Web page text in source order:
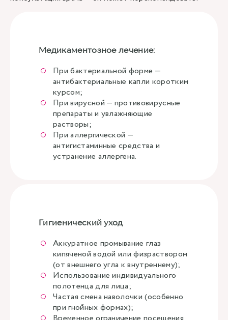
Медикаментозное лечение:
При бактериальной форме —
антибактериальные капли коротким
курсом;
При вирусной — противовирусные
препараты и увлажняющие
растворы;
При аллергической —
антигистаминные средства и
устранение аллергена.
Гигиенический уход
Аккуратное промывание глаз
кипяченой водой или физраствором
(от внешнего угла к внутреннему);
Использование индивидуального
полотенца для лица;
Частая смена наволочки (особенно
при гнойных формах);